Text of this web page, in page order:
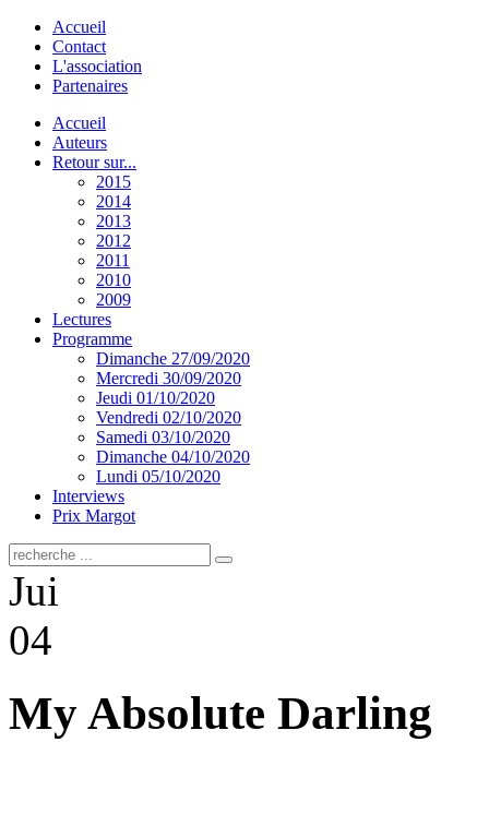
Accueil
Contact
L'association
Partenaires
Accueil
Auteurs
Retour sur...
2015
2014
2013
2012
2011
2010
2009
Lectures
Programme
Dimanche 27/09/2020
Mercredi 30/09/2020
Jeudi 01/10/2020
Vendredi 02/10/2020
Samedi 03/10/2020
Dimanche 04/10/2020
Lundi 05/10/2020
Interviews
Prix Margot
Jui
04
My Absolute Darling